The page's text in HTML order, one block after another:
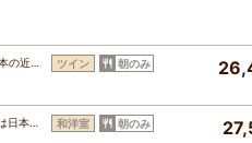
の近… ツイン 朝のみ
日本… 和洋室 朝のみ